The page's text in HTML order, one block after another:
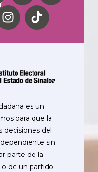
es un
para que la
decisiones del
sin
parte de la
o de un partido